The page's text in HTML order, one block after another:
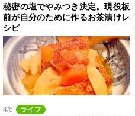
秘密の塩でやみつき決定。現役板
前が自分のために作るお茶漬けレ
シピ
4/6 ライフ